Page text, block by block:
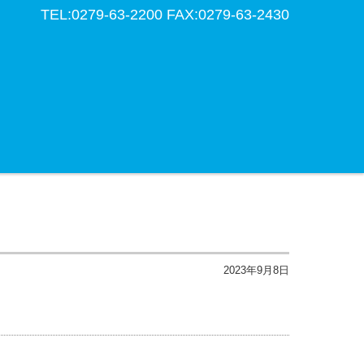
TEL:0279-63-2200 FAX:0279-63-2430
2023年9月8日